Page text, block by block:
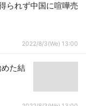
られず中国に喧嘩売
2022/8/3(We) 13:00
た結